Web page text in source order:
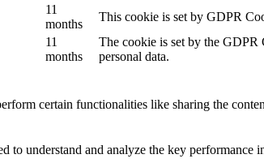
11
months
This cookie is set by GDPR
11
months
The cookie is set by the GDPR
personal data.
certain functionalities like sharing the
to understand and analyze the key